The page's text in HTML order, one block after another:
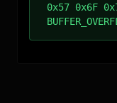
0x57 0x6F